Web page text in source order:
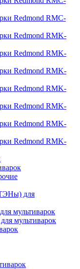
Redmond RMC-
Redmond RMK-
Redmond RMK-
Redmond RMK-
Redmond RMK-
Redmond RMK-
Redmond RMK-
Redmond RMK-
для
мультиварок
мультиварок